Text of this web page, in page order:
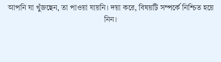
আপনি যা খুঁজছেন, তা পাওয়া যায়নি। দয়া করে, বিষয়টি সম্পর্কে নিশ্চিত হয়ে
নিন।